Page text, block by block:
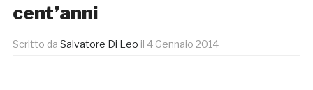
cent’anni
Scritto da Salvatore Di Leo il 4 Gennaio 2014